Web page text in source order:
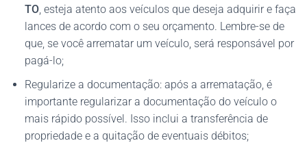
TO, esteja atento aos veículos que deseja adquirir e faça
lances de acordo com o seu orçamento. Lembre-se de
que, se você arrematar um veículo, será responsável por
pagá-lo;
Regularize a documentação: após a arrematação, é
importante regularizar a documentação do veículo o
mais rápido possível. Isso inclui a transferência de
propriedade e a quitação de eventuais débitos;